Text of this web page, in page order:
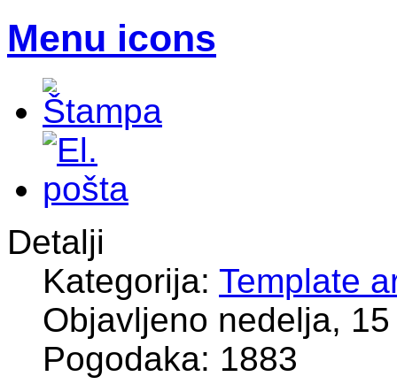
Menu icons
Detalji
Kategorija: Template
Objavljeno nedelja,
Pogodaka: 1883